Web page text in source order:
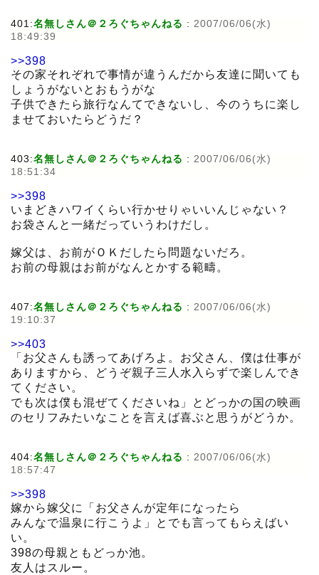
401:名無しさん＠２ろぐちゃんねる : 2007/06/06(水)
18:49:39
>>398
その家それぞれで事情が違うんだから友達に聞いても
しょうがないとおもうがな
子供できたら旅行なんてできないし、今のうちに楽し
ませておいたらどうだ？
403:名無しさん＠２ろぐちゃんねる : 2007/06/06(水)
18:51:34
>>398
いまどきハワイくらい行かせりゃいいんじゃない？
お袋さんと一緒だっていうわけだし。
嫁父は、お前がＯＫだしたら問題ないだろ。
お前の母親はお前がなんとかする範疇。
407:名無しさん＠２ろぐちゃんねる : 2007/06/06(水)
19:10:37
>>403
「お父さんも誘ってあげろよ。お父さん、僕は仕事が
ありますから、どうぞ親子三人水入らずで楽しんでき
てください。
でも次は僕も混ぜてくださいね」とどっかの国の映画
のセリフみたいなことを言えば喜ぶと思うがどうか。
404:名無しさん＠２ろぐちゃんねる : 2007/06/06(水)
18:57:47
>>398
嫁から嫁父に「お父さんが定年になったら
みんなで温泉に行こうよ」とでも言ってもらえばい
い。
398の母親ともどっか池。
友人はスルー。